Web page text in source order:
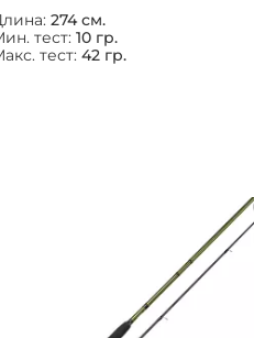
274 см.
тест: 10 гр.
тест: 42 гр.
на